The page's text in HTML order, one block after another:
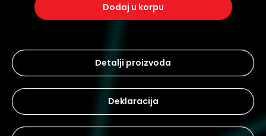
dodaj u korpu
Detalji proizvoda
Deklaracija